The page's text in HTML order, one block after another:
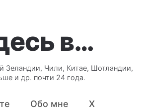
в…
Зеландии, Чили, Китае, Шотландии,
и др. почти 24 года.
Обо мне X